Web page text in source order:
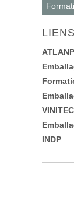
LIENS
INDP